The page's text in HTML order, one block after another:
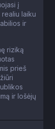
į
laiku
ir
riziką
prieš
ir lošėjų